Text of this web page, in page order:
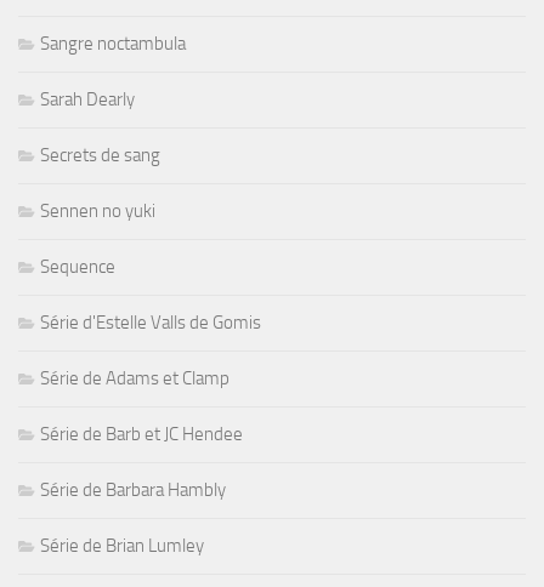
Sangre noctambula
Sarah Dearly
Secrets de sang
Sennen no yuki
Sequence
Série d'Estelle Valls de Gomis
Série de Adams et Clamp
Série de Barb et JC Hendee
Série de Barbara Hambly
Série de Brian Lumley